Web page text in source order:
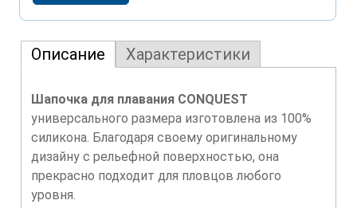
Описание Характеристики
Шапочка для плавания CONQUEST
универсального размера изготовлена из 100%
силикона. Благодаря своему оригинальному
дизайну с рельефной поверхностью, она
прекрасно подходит для пловцов любого
уровня.